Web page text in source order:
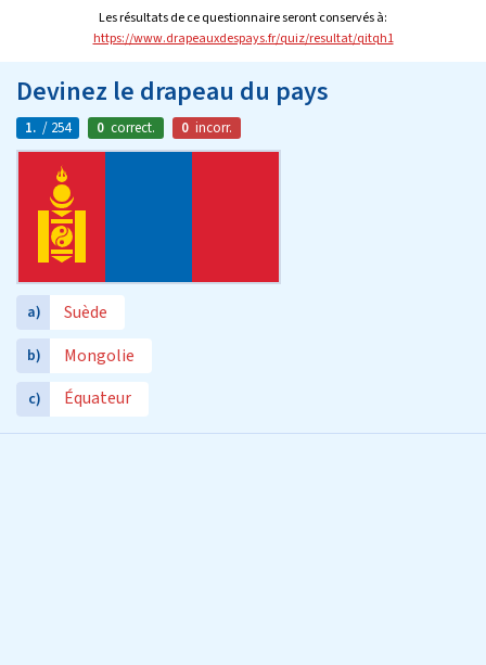
Les résultats de ce questionnaire seront conservés à:
https://www.drapeauxdespays.fr/quiz/resultat/qitqh1
Devinez le drapeau du pays
1. / 254 0 correct. 0 incorr.
a) Suède
b) Mongolie
c) Équateur